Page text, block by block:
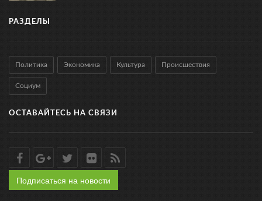
РАЗДЕЛЫ
Политика Экономика Культура Происшествия
Социум
ОСТАВАЙТЕСЬ НА СВЯЗИ
Подписаться на новости